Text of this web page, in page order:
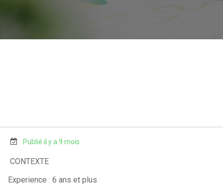
Publié il y a 9 mois
CONTEXTE
Experience : 6 ans et plus